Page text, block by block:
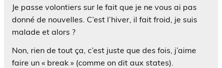
Je passe volontiers sur le fait que je ne vous ai pas
donné de nouvelles. C’est l’hiver, il fait froid, je suis
malade et alors ?
Non, rien de tout ça, c’est juste que des fois, j’aime
faire un « break » (comme on dit aux states).